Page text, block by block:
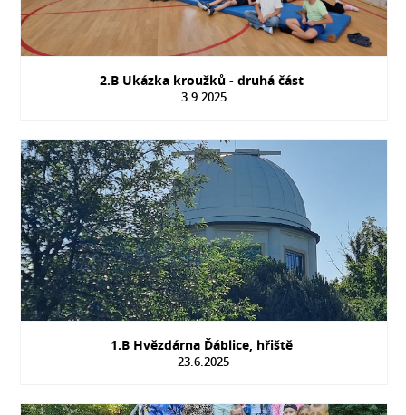
2.B Ukázka kroužků - druhá část
3.9.2025
1.B Hvězdárna Ďáblice, hřiště
23.6.2025